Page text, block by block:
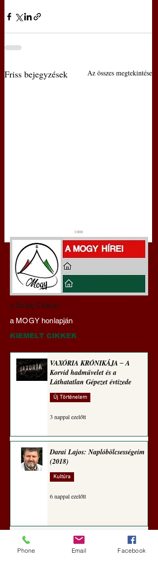
Friss bejegyzések Az összes megtekintése
Darai Lajos:
Naplóbölcsességeim
(2024)
a Szilaj Csikón
a MOGY honlapján
KIEMELT CIKKEK
VAXÓRIA KRÓNIKÁJA ‒ A
Korvid hadművelet és a
Láthatatlan Gépezet évtizede
Új Történelem
3 nappal ezelőtt
Darai Lajos: Naplóbölcsességeim
(2018)
Kultúra
6 nappal ezelőtt
A Rothschildok és a Pentagon
bizalmas feljegyzése: „Hét ország
Phone Email Facebook